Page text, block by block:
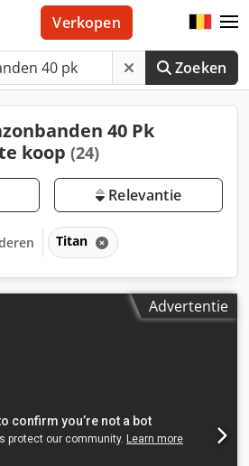
Zoeken
Verkopen
40 Pk
koop (24)
Relevantie
Titan
Advertentie